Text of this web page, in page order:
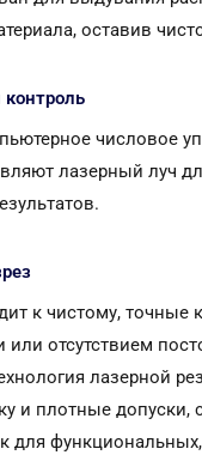
оставив
числовое
лазерный луч
к чистому, точные
отсутствием
лазерной
и плотные допуски,
для